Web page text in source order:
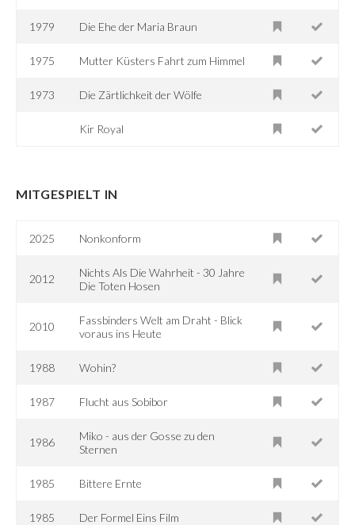
1979 Die Ehe der Maria Braun
1975 Mutter Küsters Fahrt zum Himmel
1973 Die Zärtlichkeit der Wölfe
Kir Royal
MITGESPIELT IN
2025 Nonkonform
2012
Nichts Als Die Wahrheit - 30 Jahre
Die Toten Hosen
2010
Fassbinders Welt am Draht - Blick
voraus ins Heute
1988 Wohin?
1987 Flucht aus Sobibor
1986
Miko - aus der Gosse zu den
Sternen
1985 Bittere Ernte
1985 Der Formel Eins Film